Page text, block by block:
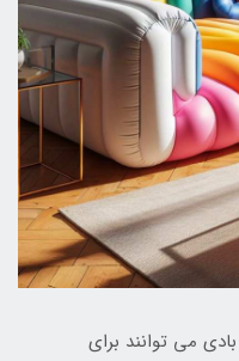
می توانند برای